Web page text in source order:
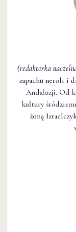
(redaktorka
zapachu neroli i
Andaluzji. Od
kultury
żoną